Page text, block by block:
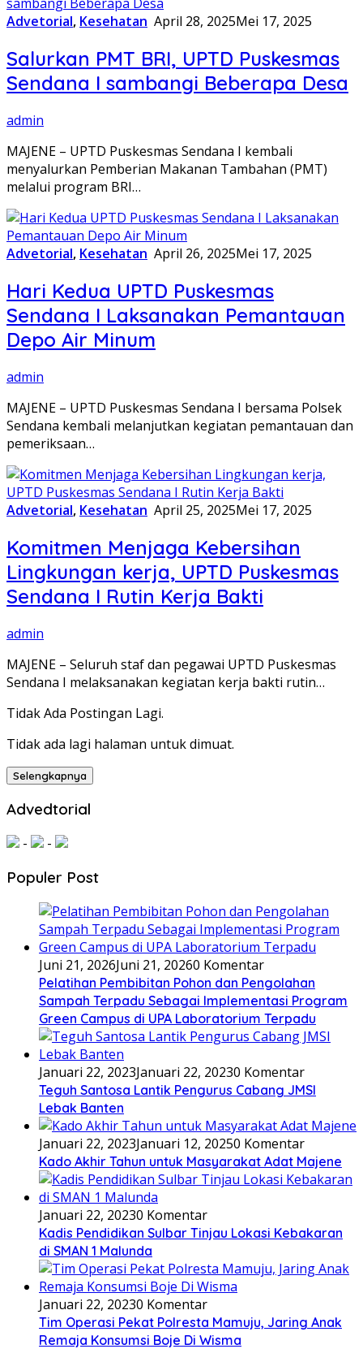
Advetorial, Kesehatan April 28, 2025Mei 17, 2025
Salurkan PMT BRI, UPTD Puskesmas
Sendana I sambangi Beberapa Desa
admin
MAJENE – UPTD Puskesmas Sendana I kembali
menyalurkan Pemberian Makanan Tambahan (PMT)
melalui program BRI…
Advetorial, Kesehatan April 26, 2025Mei 17, 2025
Hari Kedua UPTD Puskesmas
Sendana I Laksanakan Pemantauan
Depo Air Minum
admin
MAJENE – UPTD Puskesmas Sendana I bersama Polsek
Sendana kembali melanjutkan kegiatan pemantauan dan
pemeriksaan…
Advetorial, Kesehatan April 25, 2025Mei 17, 2025
Komitmen Menjaga Kebersihan
Lingkungan kerja, UPTD Puskesmas
Sendana I Rutin Kerja Bakti
admin
MAJENE – Seluruh staf dan pegawai UPTD Puskesmas
Sendana I melaksanakan kegiatan kerja bakti rutin…
Tidak Ada Postingan Lagi.
Tidak ada lagi halaman untuk dimuat.
Selengkapnya
Advedtorial
- -
Populer Post
Juni 21, 2026Juni 21, 20260 Komentar
Pelatihan Pembibitan Pohon dan Pengolahan
Sampah Terpadu Sebagai Implementasi Program
Green Campus di UPA Laboratorium Terpadu
Januari 22, 2023Januari 22, 20230 Komentar
Teguh Santosa Lantik Pengurus Cabang JMSI
Lebak Banten
Januari 22, 2023Januari 12, 20250 Komentar
Kado Akhir Tahun untuk Masyarakat Adat Majene
Januari 22, 20230 Komentar
Kadis Pendidikan Sulbar Tinjau Lokasi Kebakaran
di SMAN 1 Malunda
Januari 22, 20230 Komentar
Tim Operasi Pekat Polresta Mamuju, Jaring Anak
Remaja Konsumsi Boje Di Wisma